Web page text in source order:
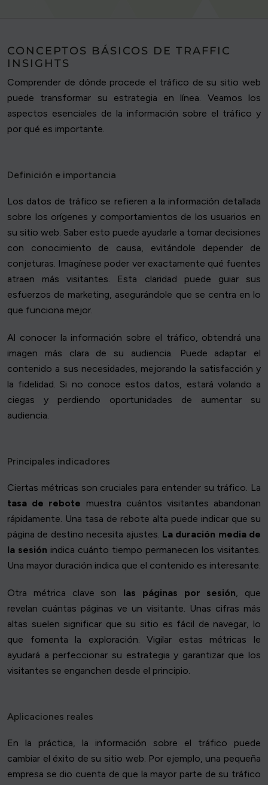
CONCEPTOS BÁSICOS DE TRAFFIC
INSIGHTS
Comprender de dónde procede el tráfico de su sitio web
puede transformar su estrategia en línea. Veamos los
aspectos esenciales de la información sobre el tráfico y
por qué es importante.
Definición e importancia
Los datos de tráfico se refieren a la información detallada
sobre los orígenes y comportamientos de los usuarios en
su sitio web. Saber esto puede ayudarle a tomar decisiones
con conocimiento de causa, evitándole depender de
conjeturas. Imagínese poder ver exactamente qué fuentes
atraen más visitantes. Esta claridad puede guiar sus
esfuerzos de marketing, asegurándole que se centra en lo
que funciona mejor.
Al conocer la información sobre el tráfico, obtendrá una
imagen más clara de su audiencia. Puede adaptar el
contenido a sus necesidades, mejorando la satisfacción y
la fidelidad. Si no conoce estos datos, estará volando a
ciegas y perdiendo oportunidades de aumentar su
audiencia.
Principales indicadores
Ciertas métricas son cruciales para entender su tráfico. La
tasa de rebote muestra cuántos visitantes abandonan
rápidamente. Una tasa de rebote alta puede indicar que su
página de destino necesita ajustes. La duración media de
la sesión indica cuánto tiempo permanecen los visitantes.
Una mayor duración indica que el contenido es interesante.
Otra métrica clave son las páginas por sesión, que
revelan cuántas páginas ve un visitante. Unas cifras más
altas suelen significar que su sitio es fácil de navegar, lo
que fomenta la exploración. Vigilar estas métricas le
ayudará a perfeccionar su estrategia y garantizar que los
visitantes se enganchen desde el principio.
Aplicaciones reales
En la práctica, la información sobre el tráfico puede
cambiar el éxito de su sitio web. Por ejemplo, una pequeña
empresa se dio cuenta de que la mayor parte de su tráfico